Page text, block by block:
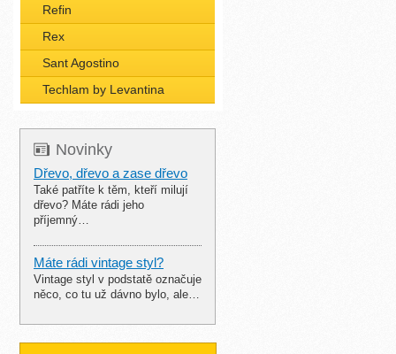
Refin
Rex
Sant Agostino
Techlam by Levantina
Novinky
Dřevo, dřevo a zase dřevo
Také patříte k těm, kteří milují
dřevo? Máte rádi jeho
příjemný…
Máte rádi vintage styl?
Vintage styl v podstatě označuje
něco, co tu už dávno bylo, ale…